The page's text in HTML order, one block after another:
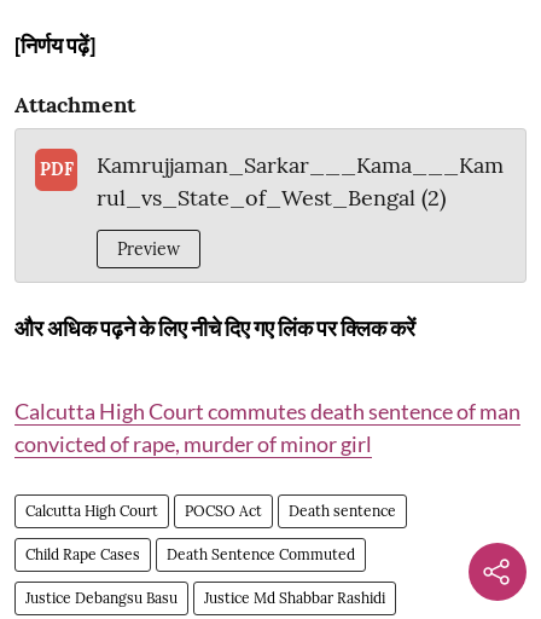
[निर्णय पढ़ें]
Attachment
PDF
Kamrujjaman_Sarkar___Kama___Kam
rul_vs_State_of_West_Bengal (2)
Preview
और अधिक पढ़ने के लिए नीचे दिए गए लिंक पर क्लिक करें
Calcutta High Court commutes death sentence of man
convicted of rape, murder of minor girl
Calcutta High Court POCSO Act Death sentence
Child Rape Cases Death Sentence Commuted
Justice Debangsu Basu Justice Md Shabbar Rashidi